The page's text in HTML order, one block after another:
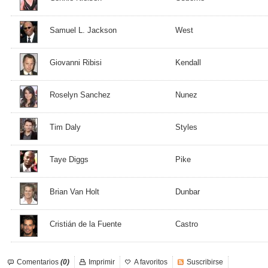
Samuel L. Jackson West
Giovanni Ribisi Kendall
Roselyn Sanchez Nunez
Tim Daly Styles
Taye Diggs Pike
Brian Van Holt Dunbar
Cristián de la Fuente Castro
Comentarios (0) Imprimir A favoritos Suscribirse